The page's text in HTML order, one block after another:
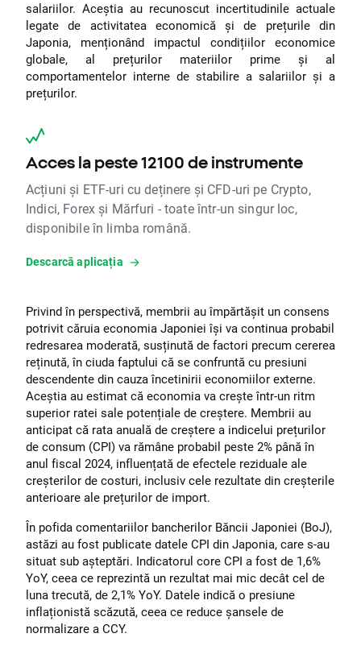
salariilor. Aceștia au recunoscut incertitudinile actuale
legate de activitatea economică și de prețurile din
Japonia, menționând impactul condițiilor economice
globale, al prețurilor materiilor prime și al
comportamentelor interne de stabilire a salariilor și a
prețurilor.
Acces la peste 12100 de instrumente
Acțiuni și ETF-uri cu deținere și CFD-uri pe Crypto,
Indici, Forex și Mărfuri - toate într-un singur loc,
disponibile în limba română.
Descarcă aplicația
Privind în perspectivă, membrii au împărtășit un consens
potrivit căruia economia Japoniei își va continua probabil
redresarea moderată, susținută de factori precum cererea
reținută, în ciuda faptului că se confruntă cu presiuni
descendente din cauza încetinirii economiilor externe.
Aceștia au estimat că economia va crește într-un ritm
superior ratei sale potențiale de creștere. Membrii au
anticipat că rata anuală de creștere a indicelui prețurilor
de consum (CPI) va rămâne probabil peste 2% până în
anul fiscal 2024, influențată de efectele reziduale ale
creșterilor de costuri, inclusiv cele rezultate din creșterile
anterioare ale prețurilor de import.
În pofida comentariilor bancherilor Băncii Japoniei (BoJ),
astăzi au fost publicate datele CPI din Japonia, care s-au
situat sub așteptări. Indicatorul core CPI a fost de 1,6%
YoY, ceea ce reprezintă un rezultat mai mic decât cel de
luna trecută, de 2,1% YoY. Datele indică o presiune
inflaționistă scăzută, ceea ce reduce șansele de
normalizare a CCY.